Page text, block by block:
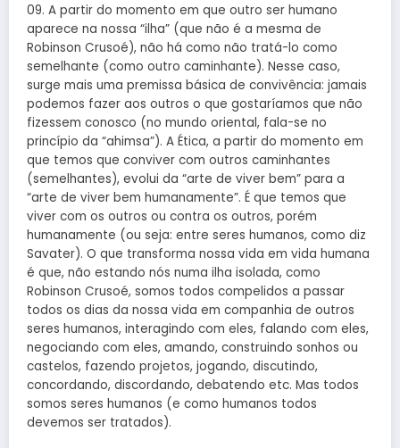
09. A partir do momento em que outro ser humano
aparece na nossa “ilha” (que não é a mesma de
Robinson Crusoé), não há como não tratá-lo como
semelhante (como outro caminhante). Nesse caso,
surge mais uma premissa básica de convivência: jamais
podemos fazer aos outros o que gostaríamos que não
fizessem conosco (no mundo oriental, fala-se no
princípio da “ahimsa”). A Ética, a partir do momento em
que temos que conviver com outros caminhantes
(semelhantes), evolui da “arte de viver bem” para a
“arte de viver bem humanamente”. É que temos que
viver com os outros ou contra os outros, porém
humanamente (ou seja: entre seres humanos, como diz
Savater). O que transforma nossa vida em vida humana
é que, não estando nós numa ilha isolada, como
Robinson Crusoé, somos todos compelidos a passar
todos os dias da nossa vida em companhia de outros
seres humanos, interagindo com eles, falando com eles,
negociando com eles, amando, construindo sonhos ou
castelos, fazendo projetos, jogando, discutindo,
concordando, discordando, debatendo etc. Mas todos
somos seres humanos (e como humanos todos
devemos ser tratados).